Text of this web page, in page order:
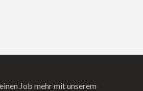
Job mehr mit unserem